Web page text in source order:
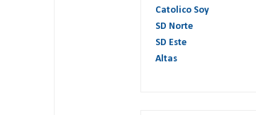
Catolico Soy
SD Norte
SD Este
Altas